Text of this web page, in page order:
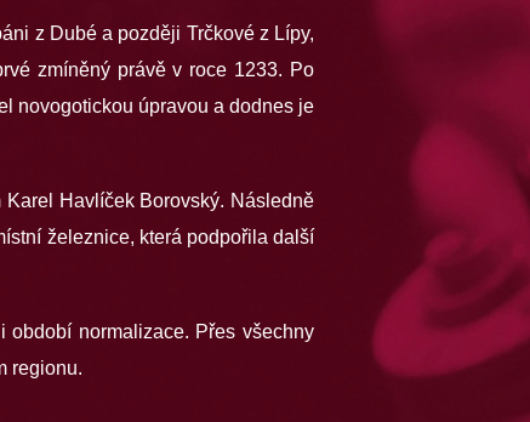
z Dubé a později Trčkové z Lípy,
zmíněný právě v roce 1233. Po
novogotickou úpravou a dodnes je
Havlíček Borovský. Následně
železnice, která podpořila další
období normalizace. Přes všechny
regionu.